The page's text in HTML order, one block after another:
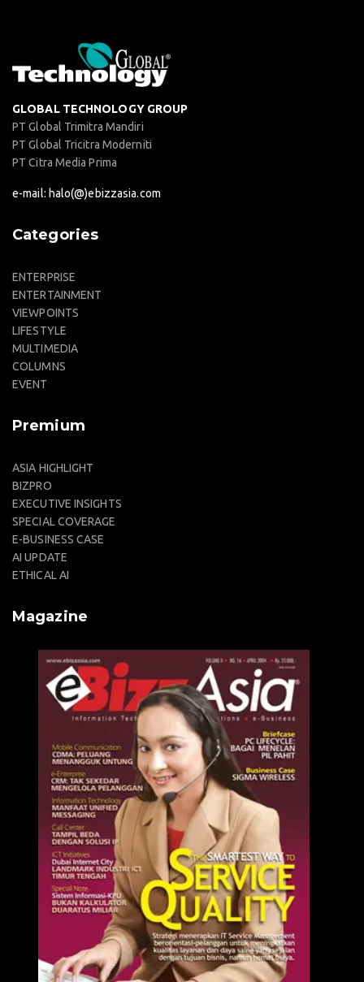
GLOBAL TECHNOLOGY GROUP
PT Global Trimitra Mandiri
PT Global Tricitra Moderniti
PT Citra Media Prima
e-mail: halo(@)ebizzasia.com
Categories
ENTERPRISE
ENTERTAINMENT
VIEWPOINTS
LIFESTYLE
MULTIMEDIA
COLUMNS
EVENT
Premium
ASIA HIGHLIGHT
BIZPRO
EXECUTIVE INSIGHTS
SPECIAL COVERAGE
E-BUSINESS CASE
AI UPDATE
ETHICAL AI
Magazine